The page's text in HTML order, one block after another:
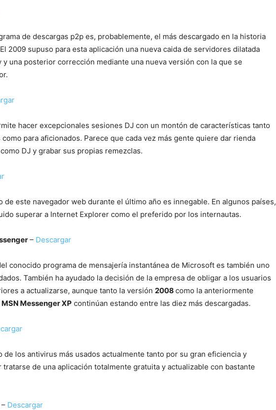
de descargas p2p es, probablemente, el más descargado en la historia
2009 supuso para esta aplicación una nueva caida de servidores dilatada
y una posterior corrección mediante una nueva versión con la que se
hacer excepcionales sesiones DJ con un montón de características tanto
para aficionados. Parece que cada vez más gente quiere dar rienda
DJ y grabar sus propias remezclas.
de este navegador web durante el último año es innegable. En algunos países,
superar a Internet Explorer como el preferido por los internautas.
– Descargar
conocido programa de mensajería instantánea de Microsoft es también uno
También ha ayudado la decisión de la empresa de obligar a los usuarios
a actualizarse, aunque tanto la versión 2008 como la anteriormente
MSN Messenger XP continúan estando entre las diez más descargadas.
de los antivirus más usados actualmente tanto por su gran eficiencia y
de una aplicación totalmente gratuita y actualizable con bastante
– Descargar